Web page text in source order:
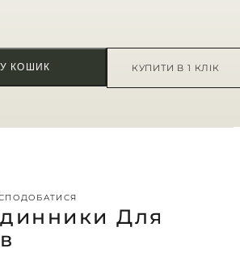
КОШИК КУПИТИ В 1 КЛІК
Для